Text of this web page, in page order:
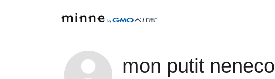
mon putit neneco